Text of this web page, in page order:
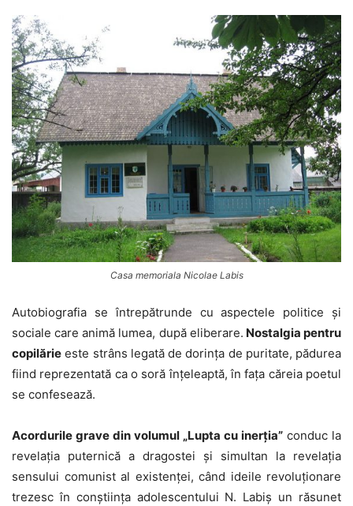
Casa memoriala Nicolae Labis
Autobiografia se întrepătrunde cu aspectele politice și
sociale care animă lumea, după eliberare. Nostalgia pentru
copilărie este strâns legată de dorința de puritate, pădurea
fiind reprezentată ca o soră înțeleaptă, în fața căreia poetul
se confesează.
Acordurile grave din volumul „Lupta cu inerția” conduc la
revelația puternică a dragostei și simultan la revelația
sensului comunist al existenței, când ideile revoluționare
trezesc în conștiința adolescentului N. Labiș un răsunet